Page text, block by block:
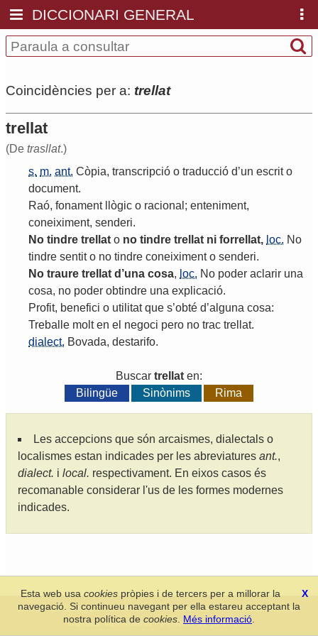
DICCIONARI GENERAL
Coincidències per a: trellat
trellat
(De trasllat.)
s. m. ant. Còpia, transcripció o traducció d’un escrit o
document.
Raó, fonament llògic o racional ; enteniment,
coneiximent, senderi.
No tindre trellat o no tindre trellat ni forrellat, loc. No
tindre sentit o no tindre coneiximent o senderi.
No traure trellat d ’una cosa, loc. No poder aclarir una
cosa, no poder obtindre una explicació.
Profit, benefici o utilitat que s’obté d’alguna cosa:
Treballe molt en el negoci pero no trac trellat.
dialect. Bovada, destarifo.
Buscar trellat en:
Bilingüe
Sinònims Rima
Les accepcions que són arcaismes, dialectals o
localismes estan indicades per les abreviatures ant.,
dialect. i local. respectivament. En eixos casos és
recomanable considerar l'us de les formes modernes
indicades.
Secció de Llengua i Lliteratura Valencianes-Real Acadèmia de
Cultura Valenciana-Política de privacitat
X
Esta web usacookies pròpies i de tercers per a millorar la
navegació. Si continueu navegant per ella estareu acceptant la
nostra política de cookies Més informació